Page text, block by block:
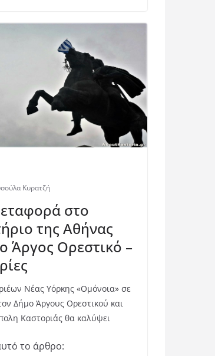
Κυρατζή
στο
της Αθήνας
Άργος Ορεστικό –
Νέας Υόρκης «Ομόνοια» σε
Δήμο Άργους Ορεστικού και
Καστοριάς θα καλύψει
το άρθρο: